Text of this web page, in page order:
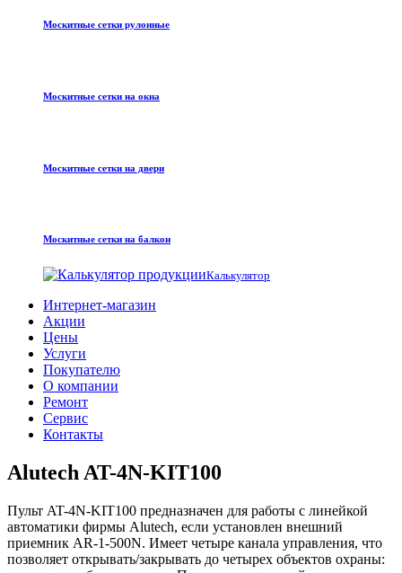
Москитные сетки рулонные
Москитные сетки на окна
Москитные сетки на двери
Москитные сетки на балкон
Калькулятор
Интернет-магазин
Акции
Цены
Услуги
Покупателю
О компании
Ремонт
Сервис
Контакты
Alutech AT-4N-KIT100
Пульт AT-4N-KIT100 предназначен для работы с линейкой
автоматики фирмы Alutech, если установлен внешний
приемник AR-1-500N. Имеет четыре канала управления, что
позволяет открывать/закрывать до четырех объектов охраны: